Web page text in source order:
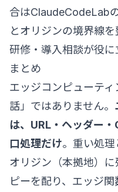
合はClaudeCodeLab
とオリジンの境界線
研修・導入相談が役に
まとめ
エッジコンピューテ
話」ではありません。
は、URL・ヘッダー
口処理だけ。重い処
オリジン（本拠地）
ピーを配り、エッジ関